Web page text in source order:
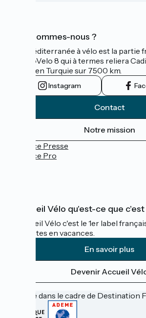
Qui sommes-nous ?
La Méditerranée à vélo est la partie
l'EuroVelo 8 qui à termes reliera
Izmir en Turquie sur 7500 km.
Instagram
Contact
Notre mission
Espace Presse
Espace Pro
Accueil Vélo qu'est-ce que c'est
Accueil Vélo c'est le 1er label
cyclistes en vacances.
En savoir plus
Devenir Accueil
Financé dans le cadre de Destination